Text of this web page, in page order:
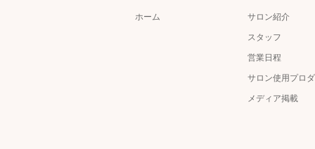
ホーム サロン紹介
スタッフ
営業日程
サロン使用プロダ
メディア掲載